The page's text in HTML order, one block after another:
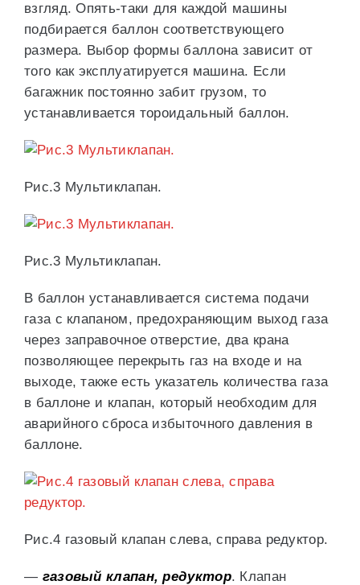
взгляд. Опять-таки для каждой машины
подбирается баллон соответствующего
размера. Выбор формы баллона зависит от
того как эксплуатируется машина. Если
багажник постоянно забит грузом, то
устанавливается тороидальный баллон.
Рис.3 Мультиклапан.
Рис.3 Мультиклапан.
В баллон устанавливается система подачи
газа с клапаном, предохраняющим выход газа
через заправочное отверстие, два крана
позволяющее перекрыть газ на входе и на
выходе, также есть указатель количества газа
в баллоне и клапан, который необходим для
аварийного сброса избыточного давления в
баллоне.
Рис.4 газовый клапан слева, справа редуктор.
— газовый клапан, редуктор. Клапан